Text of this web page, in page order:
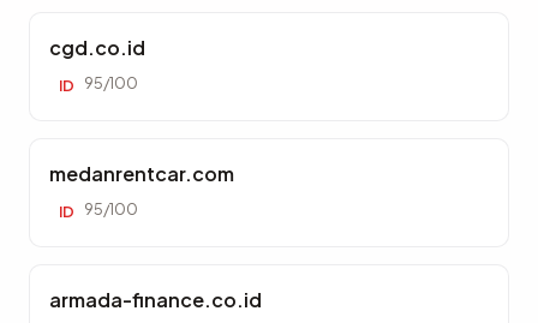
cgd.co.id
ID 95/100
medanrentcar.com
ID 95/100
armada-finance.co.id